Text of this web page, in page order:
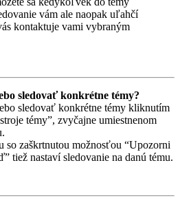
vám ale naopak uľahčí
kontaktuje vami vybraným
sledovať konkrétne témy?
sledovať konkrétne témy kliknutím
témy”, zvyčajne umiestnenom
so zaškrtnutou možnosťou “Upozorni
tiež nastaví sledovanie na danú tému.